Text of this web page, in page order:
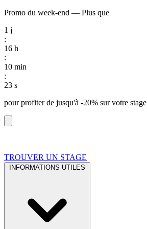
Promo du week-end — Plus que
1 j
:
16 h
:
10 min
:
22 s
pour profiter de jusqu'à -20% sur votre stage
TROUVER UN STAGE
INFORMATIONS UTILES